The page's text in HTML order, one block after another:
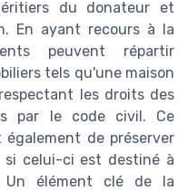
du donateur et
En ayant recours à la
peuvent répartir
tels qu'une maison
les droits des
par le code civil. Ce
de préserver
si celui-ci est destiné à
Un élément clé de la